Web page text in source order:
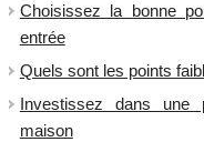
Choisissez la bonne
entrée
Quels sont les points
Investissez dans une
maison